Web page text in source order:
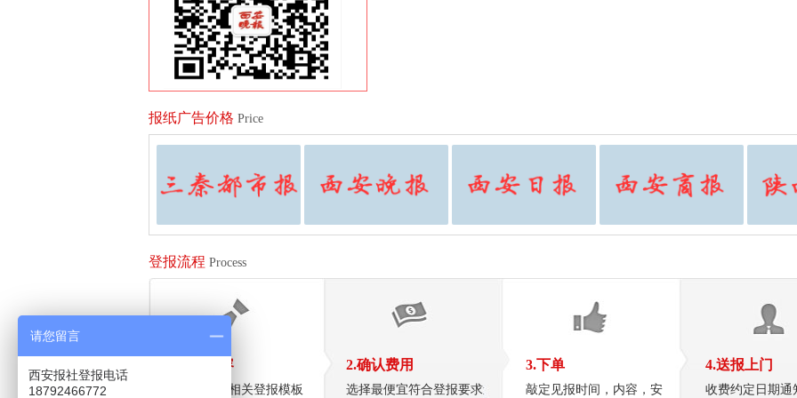
报纸广告价格 Price
登报流程 Process
1.拟定内容
向客服索要相关登报模板
2.确认费用
选择最便宜符合登报要求
3.下单
敲定见报时间，内容，安
4.送报上门
收费约定日期通
请您留言
西安报社登报电话
18792466772